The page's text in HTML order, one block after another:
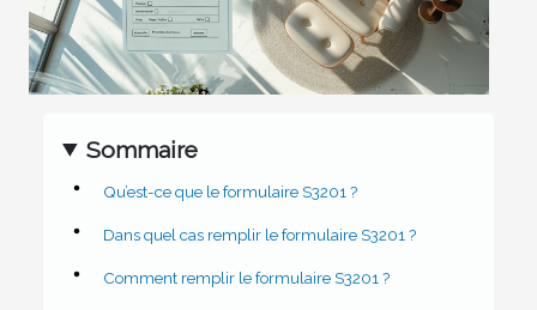
Sommaire
Qu’est-ce que le formulaire S3201 ?
Dans quel cas remplir le formulaire S3201 ?
Comment remplir le formulaire S3201 ?